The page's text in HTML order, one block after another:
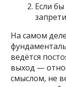
Если
На самом
ведётся
выход —
смыслом, не